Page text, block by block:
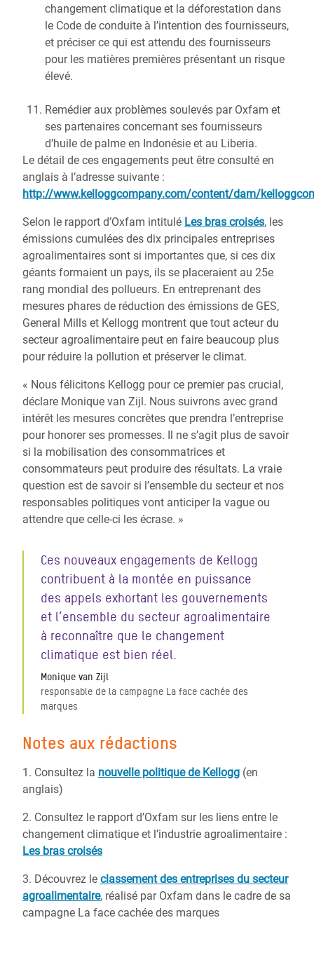
changement climatique et la déforestation dans
le Code de conduite à l’intention des fournisseurs,
et préciser ce qui est attendu des fournisseurs
pour les matières premières présentant un risque
élevé.
Remédier aux problèmes soulevés par Oxfam et
ses partenaires concernant ses fournisseurs
d’huile de palme en Indonésie et au Liberia.
Le détail de ces engagements peut être consulté en
anglais à l’adresse suivante :
http://www.kelloggcompany.com/content/dam/
Selon le rapport d’Oxfam intitulé Les bras croisés, les
émissions cumulées des dix principales entreprises
agroalimentaires sont si importantes que, si ces dix
géants formaient un pays, ils se placeraient au 25e
rang mondial des pollueurs. En entreprenant des
mesures phares de réduction des émissions de GES,
General Mills et Kellogg montrent que tout acteur du
secteur agroalimentaire peut en faire beaucoup plus
pour réduire la pollution et préserver le climat.
« Nous félicitons Kellogg pour ce premier pas crucial,
déclare Monique van Zijl. Nous suivrons avec grand
intérêt les mesures concrètes que prendra l’entreprise
pour honorer ses promesses. Il ne s’agit plus de savoir
si la mobilisation des consommatrices et
consommateurs peut produire des résultats. La vraie
question est de savoir si l’ensemble du secteur et nos
responsables politiques vont anticiper la vague ou
attendre que celle-ci les écrase. »
Ces nouveaux engagements de Kellogg
contribuent à la montée en puissance
des appels exhortant les gouvernements
et l’ensemble du secteur agroalimentaire
à reconnaître que le changement
climatique est bien réel.
Monique van Zijl
responsable de la campagne La face cachée des
marques
Notes aux rédactions
1. Consultez la nouvelle politique de Kellogg (en
anglais)
2. Consultez le rapport d’Oxfam sur les liens entre le
changement climatique et l’industrie agroalimentaire :
Les bras croisés
3. Découvrez le classement des entreprises du secteur
agroalimentaire, réalisé par Oxfam dans le cadre de sa
campagne La face cachée des marques